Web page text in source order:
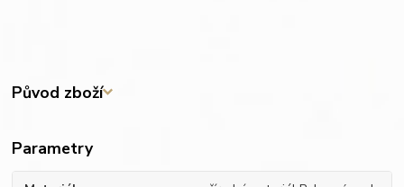
Původ zboží
Parametry